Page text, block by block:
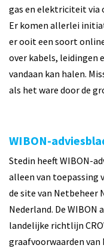
gas en elektriciteit via
Er komen allerlei
er ooit een soort
over kabels, leidingen
vandaan kan halen.
als het ware door de
WIBON-
Stedin heeft WIBON-
alleen van toepassing
de site van Netbeheer
Nederland. De WIBON
landelijke richtlijn
graafvoorwaarden van